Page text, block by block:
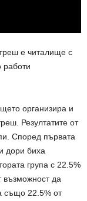
е читалище с
работи
организира и
Резултатите от
Според първата
дори биха
група с 22.5%
възможност да
също 22.5% от